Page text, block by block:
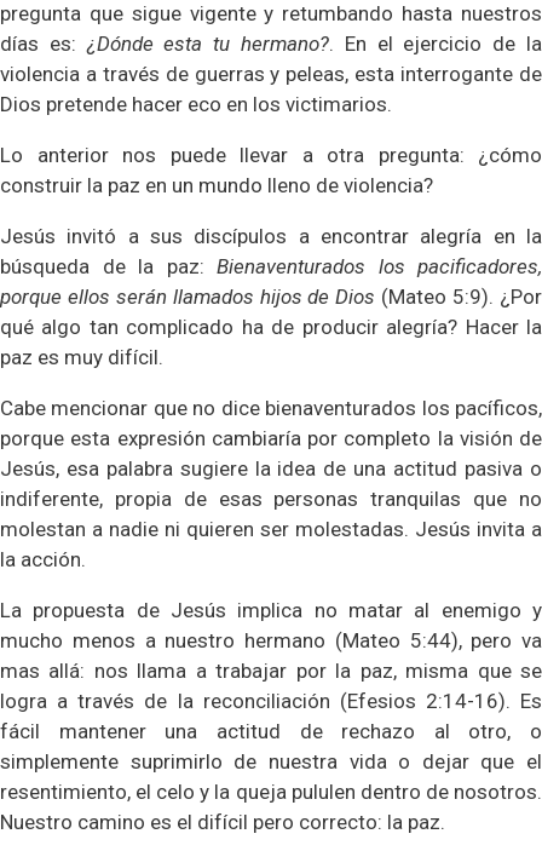
pregunta que sigue vigente y retumbando hasta nuestros
días es:¿Dónde esta tu hermano?. En el ejercicio de la
violencia a través de guerras y peleas, esta interrogante de
Dios pretende hacer eco en los victimarios.
Lo anterior nos puede llevar a otra pregunta: ¿cómo
construir la paz en un mundo lleno de violencia?
Jesús invitó a sus discípulos a encontrar alegría en la
búsqueda de la paz: Bienaventurados los pacificadores,
porque ellos serán llamados hijos de Dios (Mateo 5:9). ¿Por
qué algo tan complicado ha de producir alegría? Hacer la
paz es muy difícil.
Cabe mencionar que no dice bienaventurados los pacíficos,
porque esta expresión cambiaría por completo la visión de
Jesús, esa palabra sugiere la idea de una actitud pasiva o
indiferente, propia de esas personas tranquilas que no
molestan a nadie ni quieren ser molestadas. Jesús invita a
la acción.
La propuesta de Jesús implica no matar al enemigo y
mucho menos a nuestro hermano (Mateo 5:44), pero va
mas allá: nos llama a trabajar por la paz, misma que se
logra a través de la reconciliación (Efesios 2:14-16). Es
fácil mantener una actitud de rechazo al otro, o
simplemente suprimirlo de nuestra vida o dejar que el
resentimiento, el celo y la queja pululen dentro de nosotros.
Nuestro camino es el difícil pero correcto: la paz.